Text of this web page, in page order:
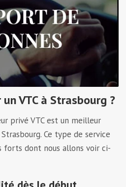
VTC à Strasbourg ?
privé VTC est un meilleur
Ce type de service
forts dont nous allons voir ci-